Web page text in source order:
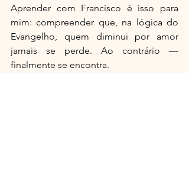
Aprender com Francisco é isso para
mim: compreender que, na lógica do
Evangelho, quem diminui por amor
jamais se perde. Ao contrário —
finalmente se encontra.